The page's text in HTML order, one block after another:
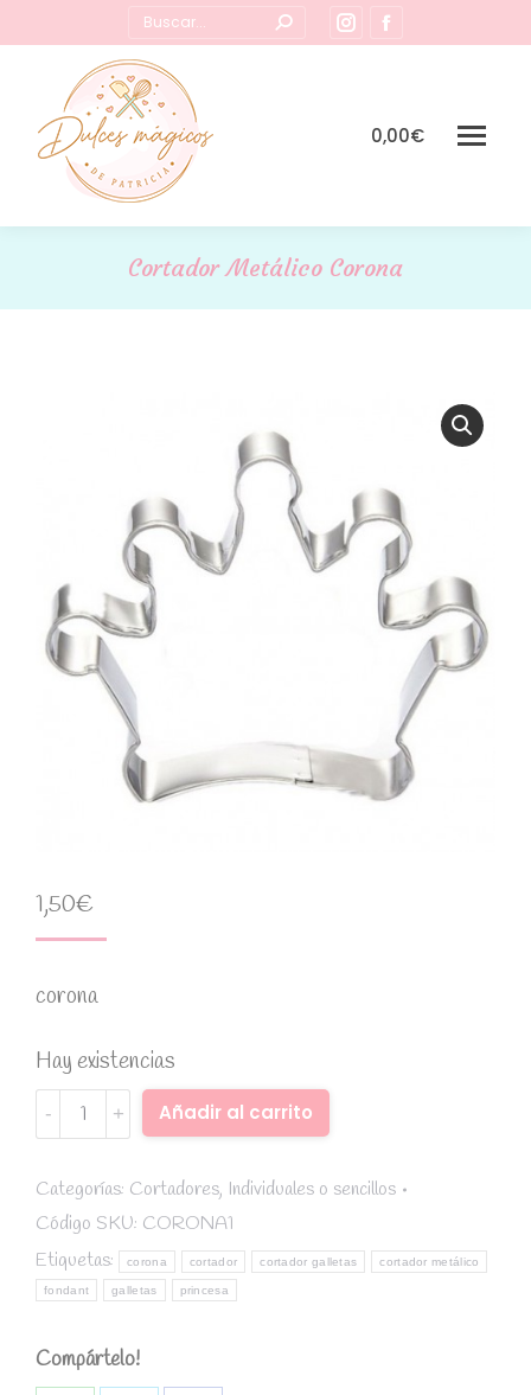
Buscar:
Instagram
page
new
page
in
0,00€
Cortador Metálico Corona
1,50€
corona
Hay existencias
Cortador
metálico
quantity
Añadir al carrito
Categorías: Cortadores, Individuales o sencillos
Código SKU: CORONA1
Etiquetas:
corona cortador cortador galletas cortador metálico
fondant galletas princesa
Compártelo!